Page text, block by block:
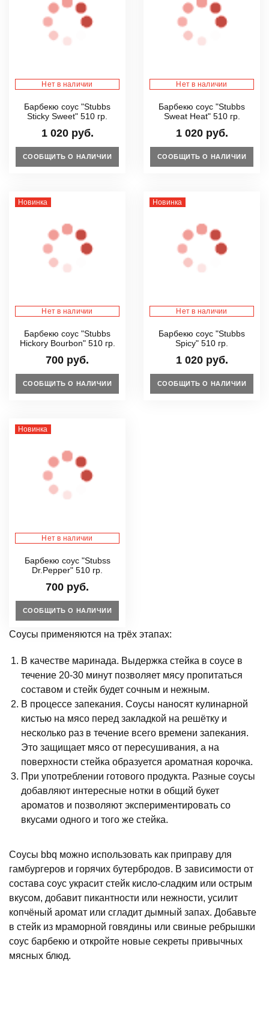
Нет в наличии
Барбекю соус "Stubbs
Sticky Sweet" 510 гр.
1 020 руб.
СООБЩИТЬ О НАЛИЧИИ
Нет в наличии
Барбекю соус "Stubbs
Sweat Heat" 510 гр.
1 020 руб.
СООБЩИТЬ О НАЛИЧИИ
Новинка
Нет в наличии
Барбекю соус "Stubbs
Hickory Bourbon" 510 гр.
700 руб.
СООБЩИТЬ О НАЛИЧИИ
Новинка
Нет в наличии
Барбекю соус "Stubbs
Spicy" 510 гр.
1 020 руб.
СООБЩИТЬ О НАЛИЧИИ
Новинка
Нет в наличии
Барбекю соус "Stubss
Dr.Pepper" 510 гр.
700 руб.
СООБЩИТЬ О НАЛИЧИИ
Соусы применяются на трёх этапах:
В качестве маринада. Выдержка стейка в соусе в
течение 20-30 минут позволяет мясу пропитаться
составом и стейк будет сочным и нежным.
В процессе запекания. Соусы наносят кулинарной
кистью на мясо перед закладкой на решётку и
несколько раз в течение всего времени запекания.
Это защищает мясо от пересушивания, а на
поверхности стейка образуется ароматная корочка.
При употреблении готового продукта. Разные соусы
добавляют интересные нотки в общий букет
ароматов и позволяют экспериментировать со
вкусами одного и того же стейка.
Соусы bbq можно использовать как приправу для
гамбургеров и горячих бутербродов. В зависимости от
состава соус украсит стейк кисло-сладким или острым
вкусом, добавит пикантности или нежности, усилит
копчёный аромат или сгладит дымный запах. Добавьте
в стейк из мраморной говядины или свиные ребрышки
соус барбекю и откройте новые секреты привычных
мясных блюд.